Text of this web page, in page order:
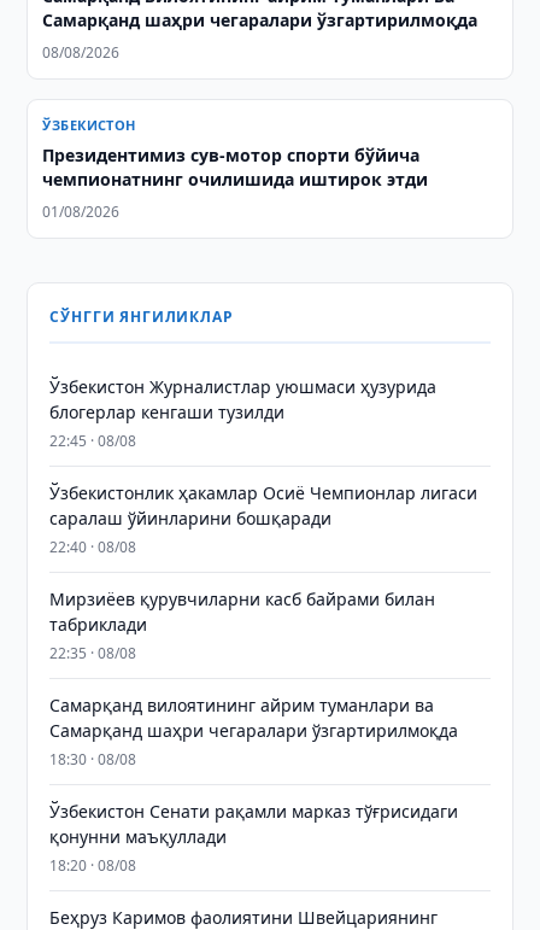
Самарқанд шаҳри чегаралари ўзгартирилмоқда
08/08/2026
ЎЗБЕКИСТОН
Президентимиз сув-мотор спорти бўйича
чемпионатнинг очилишида иштирок этди
01/08/2026
СЎНГГИ ЯНГИЛИКЛАР
Ўзбекистон Журналистлар уюшмаси ҳузурида
блогерлар кенгаши тузилди
22:45 · 08/08
Ўзбекистонлик ҳакамлар Осиё Чемпионлар лигаси
саралаш ўйинларини бошқаради
22:40 · 08/08
Мирзиёев қурувчиларни касб байрами билан
табриклади
22:35 · 08/08
Самарқанд вилоятининг айрим туманлари ва
Самарқанд шаҳри чегаралари ўзгартирилмоқда
18:30 · 08/08
Ўзбекистон Сенати рақамли марказ тўғрисидаги
қонунни маъқуллади
18:20 · 08/08
Беҳруз Каримов фаолиятини Швейцариянинг